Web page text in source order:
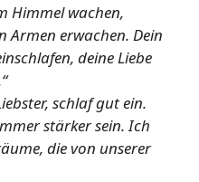
Himmel wachen,
Armen erwachen. Dein
deine Liebe
schlaf gut ein.
stärker sein. Ich
die von unserer